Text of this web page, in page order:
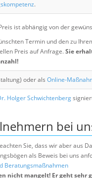
.
ist abhängig von der
Termin und den zu
Preis auf Anfrage.Sie
oder als Online-
Holger Schwichtenberg
bei
Sie, dass wir aber aus
als Beweis bei uns
Beratungsmaßnahmen
nicht mangelt! Er geht